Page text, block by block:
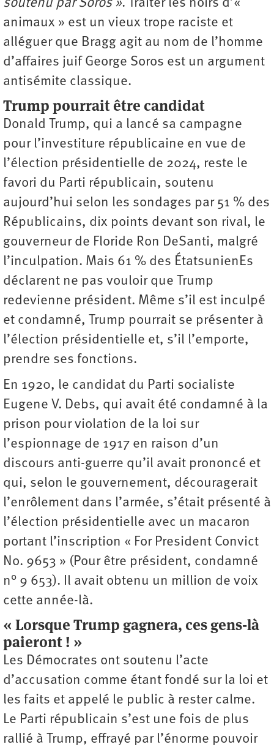
soutenu par Soros ». Traiter les noirs d’«
animaux » est un vieux trope raciste et
alléguer que Bragg agit au nom de l’homme
d’affaires juif George Soros est un argument
antisémite classique.
Trump pourrait être candidat
Donald Trump, qui a lancé sa campagne
pour l’investiture républicaine en vue de
l’élection présidentielle de 2024, reste le
favori du Parti républicain, soutenu
aujourd’hui selon les sondages par 51 % des
Républicains, dix points devant son rival, le
gouverneur de Floride Ron DeSanti, malgré
l’inculpation. Mais 61 % des ÉtatsunienEs
déclarent ne pas vouloir que Trump
redevienne président. Même s’il est inculpé
et condamné, Trump pourrait se présenter à
l’élection présidentielle et, s’il l’emporte,
prendre ses fonctions.
En 1920, le candidat du Parti socialiste
Eugene V. Debs, qui avait été condamné à la
prison pour violation de la loi sur
l’espionnage de 1917 en raison d’un
discours anti-guerre qu’il avait prononcé et
qui, selon le gouvernement, découragerait
l’enrôlement dans l’armée, s’était présenté à
l’élection présidentielle avec un macaron
portant l’inscription « For President Convict
No. 9653 » (Pour être président, condamné
n° 9 653). Il avait obtenu un million de voix
cette année-là.
« Lorsque Trump gagnera, ces gens-là
paieront ! »
Les Démocrates ont soutenu l’acte
d’accusation comme étant fondé sur la loi et
les faits et appelé le public à rester calme.
Le Parti républicain s’est une fois de plus
rallié à Trump, effrayé par l’énorme pouvoir